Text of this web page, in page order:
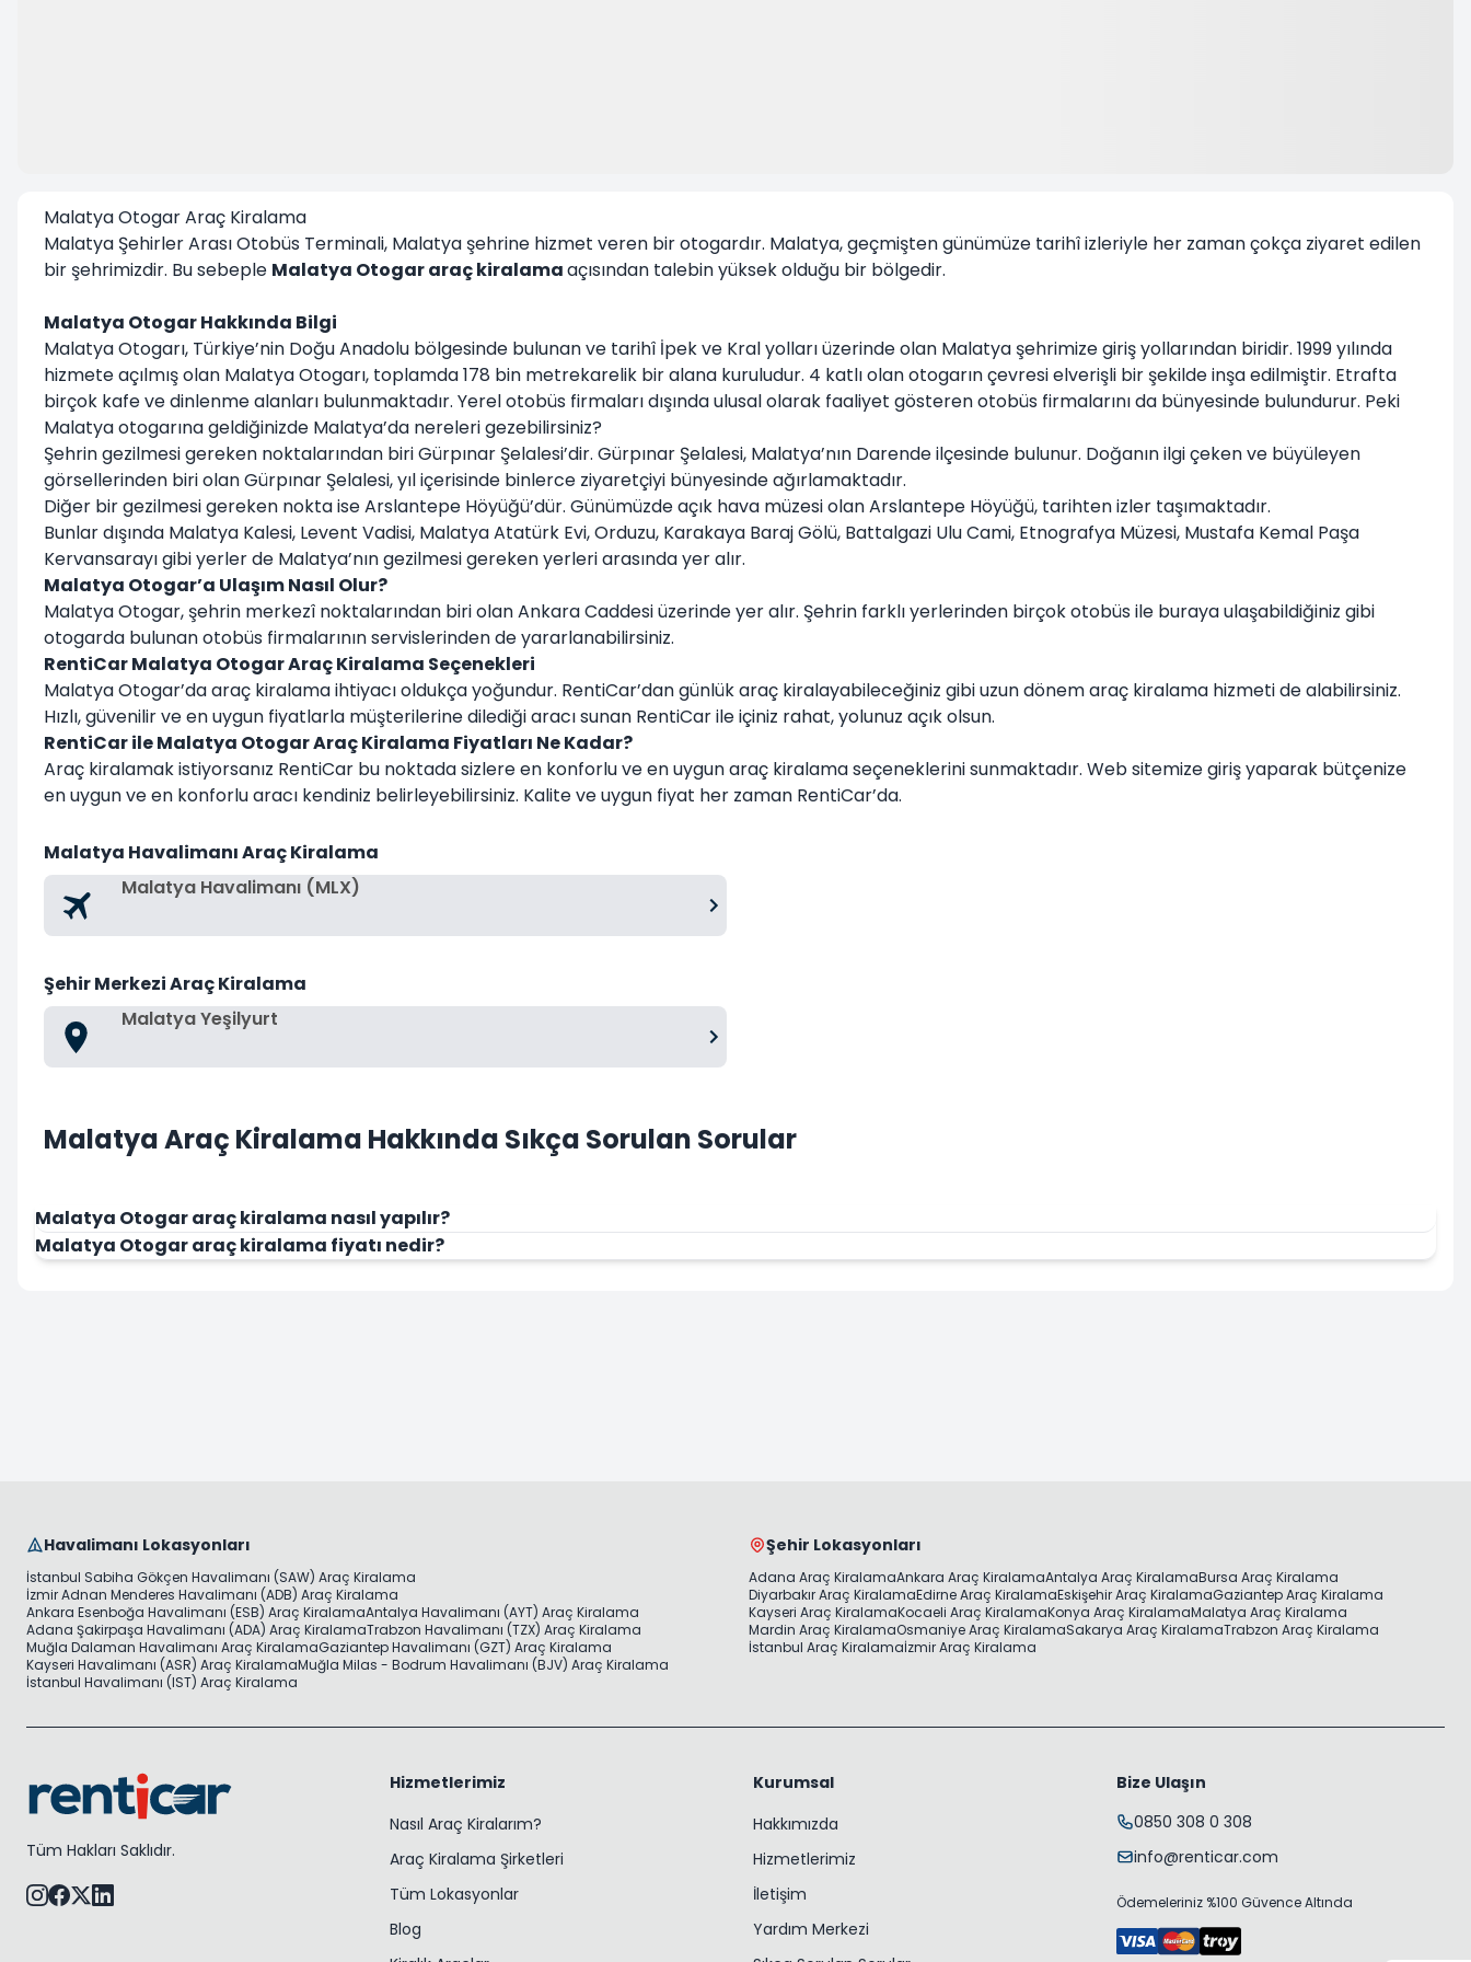
Malatya Otogar Araç Kiralama
Malatya Şehirler Arası Otobüs Terminali, Malatya şehrine hizmet veren bir otogardır. Malatya, geçmişten günümüze tarihî izleriyle her zaman çokça ziyaret edilen
bir şehrimizdir. Bu sebeple Malatya Otogar araç kiralamaaçısından talebin yüksek olduğu bir bölgedir.
Malatya Otogar Hakkında Bilgi
Malatya Otogarı, Türkiye’nin Doğu Anadolu bölgesinde bulunan ve tarihî İpek ve Kral yolları üzerinde olan Malatya şehrimize giriş yollarından biridir. 1999 yılında
hizmete açılmış olan Malatya Otogarı, toplamda 178 bin metrekarelik bir alana kuruludur. 4 katlı olan otogarın çevresi elverişli bir şekilde inşa edilmiştir. Etrafta
birçok kafe ve dinlenme alanları bulunmaktadır. Yerel otobüs firmaları dışında ulusal olarak faaliyet gösteren otobüs firmalarını da bünyesinde bulundurur. Peki
Malatya otogarına geldiğinizde Malatya’da nereleri gezebilirsiniz?
Şehrin gezilmesi gereken noktalarından biri Gürpınar Şelalesi’dir. Gürpınar Şelalesi, Malatya’nın Darende ilçesinde bulunur. Doğanın ilgi çeken ve büyüleyen
görsellerinden biri olan Gürpınar Şelalesi, yıl içerisinde binlerce ziyaretçiyi bünyesinde ağırlamaktadır.
Diğer bir gezilmesi gereken nokta ise Arslantepe Höyüğü’dür. Günümüzde açık hava müzesi olan Arslantepe Höyüğü, tarihten izler taşımaktadır.
Bunlar dışında Malatya Kalesi, Levent Vadisi, Malatya Atatürk Evi, Orduzu, Karakaya Baraj Gölü, Battalgazi Ulu Cami, Etnografya Müzesi, Mustafa Kemal Paşa
Kervansarayı gibi yerler de Malatya’nın gezilmesi gereken yerleri arasında yer alır.
Malatya Otogar’a Ulaşım Nasıl Olur?
Malatya Otogar, şehrin merkezî noktalarından biri olan Ankara Caddesi üzerinde yer alır. Şehrin farklı yerlerinden birçok otobüs ile buraya ulaşabildiğiniz gibi
otogarda bulunan otobüs firmalarının servislerinden de yararlanabilirsiniz.
RentiCar Malatya Otogar Araç Kiralama Seçenekleri
Malatya Otogar’da araç kiralama ihtiyacı oldukça yoğundur. RentiCar’dan günlük araç kiralayabileceğiniz gibi uzun dönem araç kiralama hizmeti de alabilirsiniz.
Hızlı, güvenilir ve en uygun fiyatlarla müşterilerine dilediği aracı sunan RentiCar ile içiniz rahat, yolunuz açık olsun.
RentiCar ile Malatya Otogar Araç Kiralama Fiyatları Ne Kadar?
Araç kiralamak istiyorsanız RentiCar bu noktada sizlere en konforlu ve en uygun araç kiralama seçeneklerini sunmaktadır. Web sitemize giriş yaparak bütçenize
en uygun ve en konforlu aracı kendiniz belirleyebilirsiniz. Kalite ve uygun fiyat her zaman RentiCar’da.
Malatya Havalimanı Araç Kiralama
Malatya Havalimanı (MLX)
Şehir Merkezi Araç Kiralama
Malatya Yeşilyurt
Malatya Araç Kiralama Hakkında Sıkça Sorulan Sorular
Malatya Otogar araç kiralama nasıl yapılır?
Malatya Otogar araç kiralama fiyatı nedir?
Havalimanı Lokasyonları
İstanbul Sabiha Gökçen Havalimanı (SAW) Araç Kiralama
İzmir Adnan Menderes Havalimanı (ADB) Araç Kiralama
Ankara Esenboğa Havalimanı (ESB) Araç KiralamaAntalya Havalimanı (AYT) Araç Kiralama
Adana Şakirpaşa Havalimanı (ADA) Araç KiralamaTrabzon Havalimanı (TZX) Araç Kiralama
Muğla Dalaman Havalimanı Araç KiralamaGaziantep Havalimanı (GZT) Araç Kiralama
Kayseri Havalimanı (ASR) Araç KiralamaMuğla Milas - Bodrum Havalimanı (BJV) Araç Kiralama
İstanbul Havalimanı (IST) Araç Kiralama
Şehir Lokasyonları
Adana Araç KiralamaAnkara Araç KiralamaAntalya Araç KiralamaBursa Araç Kiralama
Diyarbakır Araç KiralamaEdirne Araç KiralamaEskişehir Araç KiralamaGaziantep Araç Kiralama
Kayseri Araç KiralamaKocaeli Araç KiralamaKonya Araç KiralamaMalatya Araç Kiralama
Mardin Araç KiralamaOsmaniye Araç KiralamaSakarya Araç KiralamaTrabzon Araç Kiralama
İstanbul Araç Kiralamaİzmir Araç Kiralama
Tüm Hakları Saklıdır.
Hizmetlerimiz
Nasıl Araç Kiralarım?
Araç Kiralama Şirketleri
Tüm Lokasyonlar
Blog
Kurumsal
Hakkımızda
Hizmetlerimiz
İletişim
Yardım Merkezi
Bize Ulaşın
0850 308 0 308
info@renticar.com
Ödemeleriniz %100 Güvence Altında